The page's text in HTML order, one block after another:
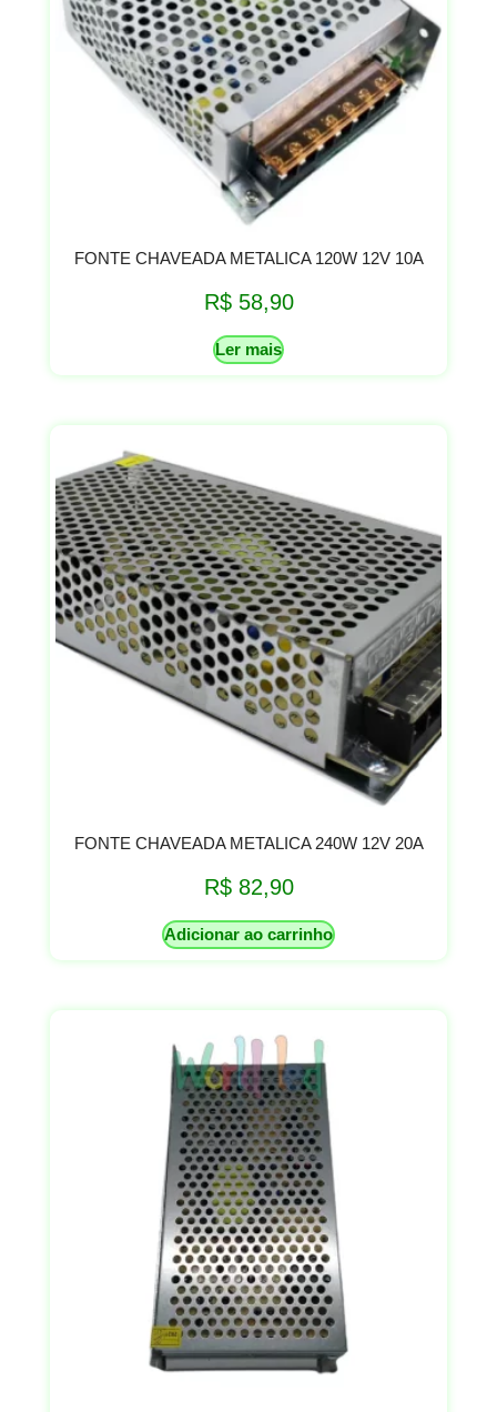
FONTE CHAVEADA METALICA 120W 12V 10A
R$58,90
Ler mais
FONTE CHAVEADA METALICA 240W 12V 20A
R$82,90
Adicionar ao carrinho